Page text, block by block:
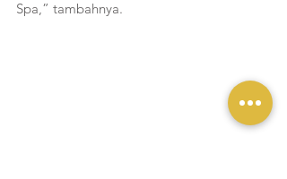
Spa,” tambahnya.